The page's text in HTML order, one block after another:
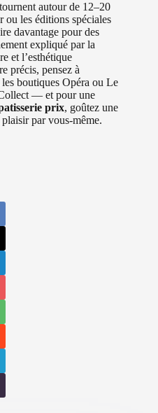
autour de 12–20
ou les éditions spéciales
davantage pour des
expliqué par la
et l’esthétique
précis, pensez à
boutiques Opéra ou Le
— et pour une
prix, goûtez une
par vous‑même.